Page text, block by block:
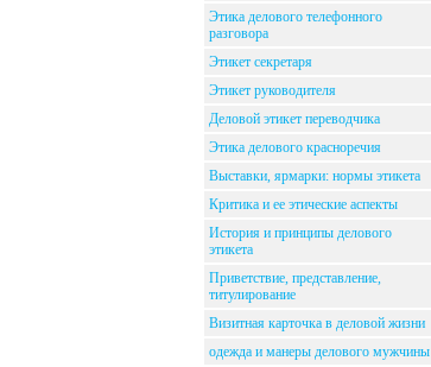
Этика делового телефонного
разговора
Этикет секретаря
Этикет руководителя
Деловой этикет переводчика
Этика делового красноречия
Выставки, ярмарки: нормы этикета
Критика и ее этические аспекты
История и принципы делового
этикета
Приветствие, представление,
титулирование
Визитная карточка в деловой жизни
одежда и манеры делового мужчины